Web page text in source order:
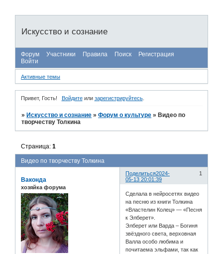
Искусство и сознание
Форум Участники Правила Поиск
Регистрация
Войти
Активные темы
Привет, Гость! Войдитеили зарегистрируйтесь.
» Искусство и сознание »Форум о культуре » Видео по
творчеству Толкина
Видео по творчеству Толкина
Страница:1
Поделиться 1
2024-
05-13 20:01:39
Ваконда
хозяйка форума
Сделала в нейросетях видео
на песню из книги Толкина
«Властелин Колец» — «Песня
к Элберет».
Элберет или Варда – Богиня
звёздного света, верховная
Валла особо любима и
почитаема эльфами, так как